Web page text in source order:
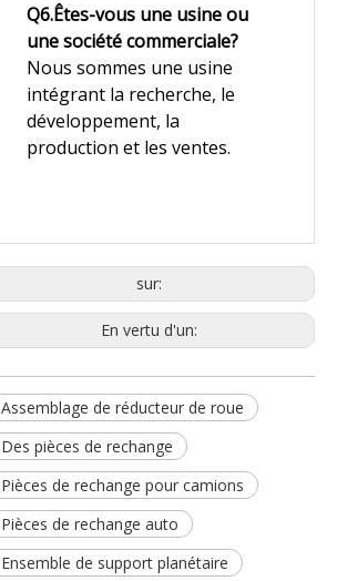
Q6.Êtes-vous une usine ou
une société commerciale?
Nous sommes une usine
intégrant la recherche, le
développement, la
production et les ventes.
sur:
En vertu d'un:
Assemblage de réducteur de roue
Des pièces de rechange
Pièces de rechange pour camions
Pièces de rechange auto
Ensemble de support planétaire